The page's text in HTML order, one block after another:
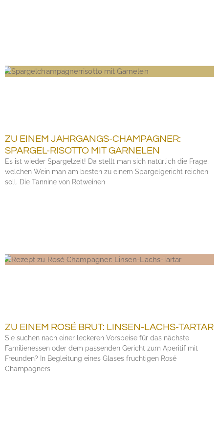
ZU EINEM JAHRGANGS-CHAMPAGNER:
SPARGEL-RISOTTO MIT GARNELEN
Es ist wieder Spargelzeit! Da stellt man sich natürlich die Frage,
welchen Wein man am besten zu einem Spargelgericht reichen
soll. Die Tannine von Rotweinen
ZU EINEM ROSÉ BRUT: LINSEN-LACHS-TARTAR
Sie suchen nach einer leckeren Vorspeise für das nächste
Familienessen oder dem passenden Gericht zum Aperitif mit
Freunden? In Begleitung eines Glases fruchtigen Rosé
Champagners